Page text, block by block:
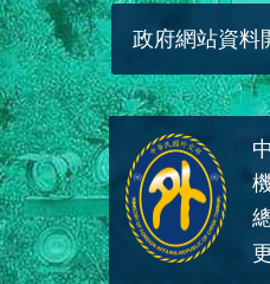
政府網站資料